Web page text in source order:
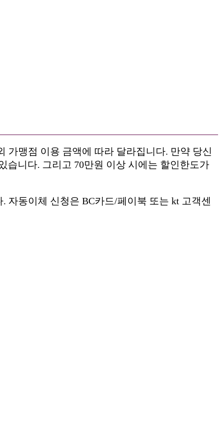
가맹점 이용 금액에 따라 달라집니다. 만약 당신
습니다. 그리고 70만원 이상 시에는 할인한도가
동이체 신청은 BC카드/페이북 또는 kt 고객센